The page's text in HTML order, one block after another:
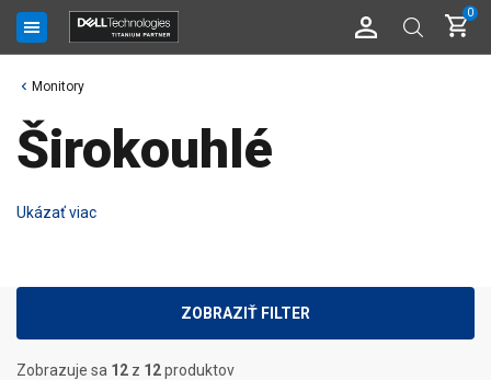
0
Monitory
Širokouhlé
Ukázať viac
ZOBRAZIŤ FILTER
zobrazuje sa 12 z 12produktov